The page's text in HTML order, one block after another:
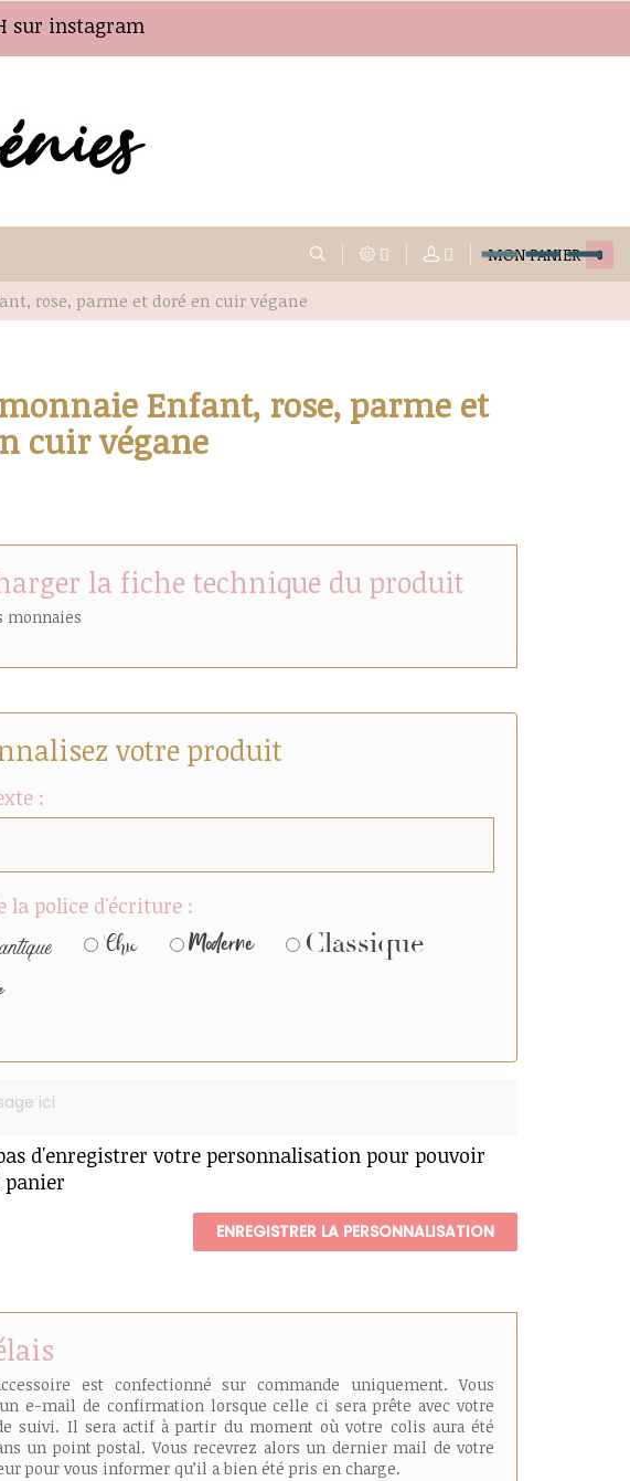
sur instagram
MON PANIER 0
rose, parme et doré en cuir végane
Enfant, rose, parme et
cuir végane
la fiche technique du produit
monnaies
votre produit
:
la police d'écriture :
Chic Moderne Classique
d'enregistrer votre personnalisation pour pouvoir
ENREGISTRER LA PERSONNALISATION
est confectionné sur commande uniquement. Vous
e-mail de confirmation lorsque celle ci sera prête avec votre
suivi. Il sera actif à partir du moment où votre colis aura été
un point postal. Vous recevrez alors un dernier mail de votre
pour vous informer qu’il a bien été pris en charge.